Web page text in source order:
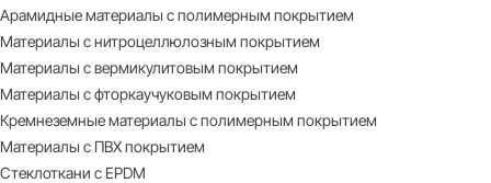
Арамидные материалы с полимерным покрытием
Материалы с нитроцеллюлозным покрытием
Материалы с вермикулитовым покрытием
Материалы с фторкаучуковым покрытием
Кремнеземные материалы с полимерным покрытием
Материалы с ПВХ покрытием
Стеклоткани с EPDM